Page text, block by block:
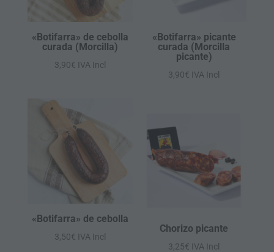
«Botifarra» de cebolla
curada (Morcilla)
3,90€ IVA Incl
«Botifarra» picante
curada (Morcilla
picante)
3,90€ IVA Incl
«Botifarra» de cebolla
3,50€ IVA Incl
Chorizo picante
3,25€ IVA Incl